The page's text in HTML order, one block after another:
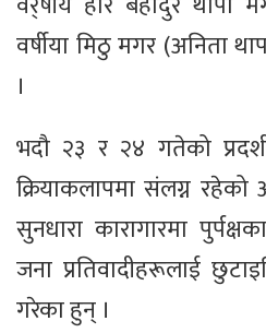
वर्षीया मिठु मगर (अनिता
।
भदौ २३ र २४ गतेको
क्रियाकलापमा संलग्न रहेको
सुनधारा कारागारमा
जना प्रतिवादीहरूलाई
गरेका हुन् ।